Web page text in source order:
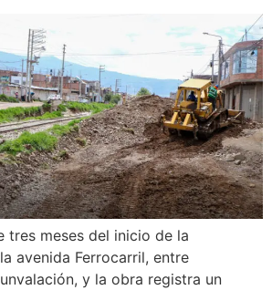
tres meses del inicio de la
avenida Ferrocarril, entre
y la obra registra un